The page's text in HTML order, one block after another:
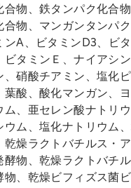
合物、鉄タンパク化合
合物、マンガンタンパ
ンA、ビタミンD3、ビ
ビタミンＥ、ナイアシ
、硝酸チアミン、塩化
葉酸、酸化マンガン、
ム、亜セレン酸ナトリ
ウム、塩化ナトリウム
乾燥ラクトバチルス・
酵物、乾燥ラクトバチ
物、乾燥ビフィズス菌ビ